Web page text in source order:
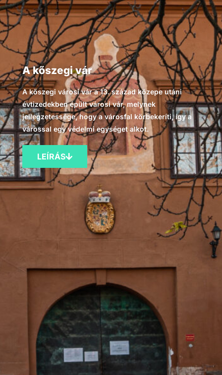
A kőszegi vár
A kőszegi városi vár a 13. század közepe utáni
évtizedekben épült városi vár, melynek
jellegzetessége, hogy a városfal körbekeríti, így a
várossal egy védelmi egységet alkot.
LEÍRÁS